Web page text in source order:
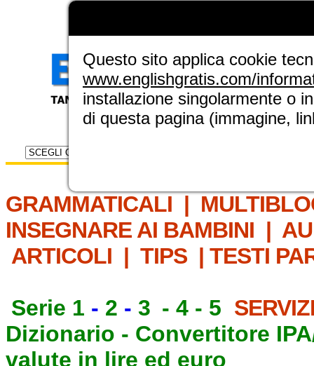
Selettore risorse
GRAMMATICALI |
INSEGNARE AI BAMBINI |
ARTICOLI | TIPS | TESTI
Serie 1 - 2 - 3 - 4 - 5
Dizionario - Convertitore
valute in lire ed euro
Questo sito applica cookie
www.englishgratis.com/
installazione singolarmente o
di questa pagina (immagine,